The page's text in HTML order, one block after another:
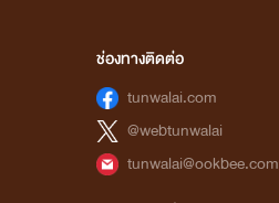
ช่องทางติดต่อ
tunwalai.com
@webtunwalai
tunwalai@ookbee.com